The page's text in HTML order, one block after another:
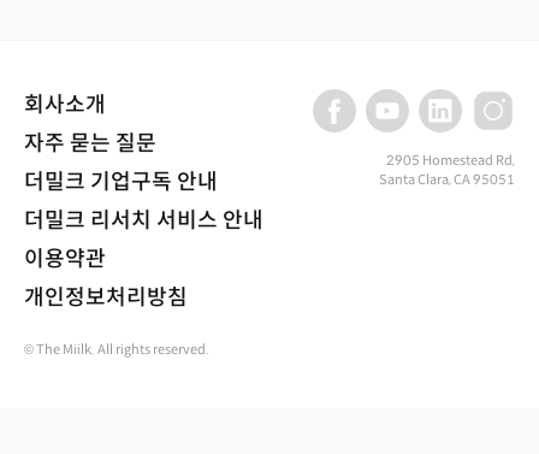
회사소개
자주 묻는 질문
더밀크 기업구독 안내
더밀크 리서치 서비스 안내
이용약관
개인정보처리방침
2905 Homestead Rd,
Santa Clara, CA 95051
© The Miilk. All rights reserved.